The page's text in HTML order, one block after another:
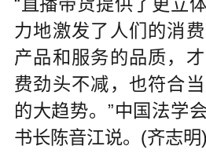
力地激发了人们的消
产品和服务的品质，
费劲头不减，也符合
的大趋势。”中国法学
书长陈音江说。(齐志明)